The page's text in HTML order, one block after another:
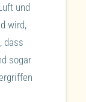
und
wird,
dass
sogar